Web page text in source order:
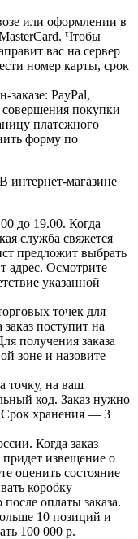
или оформлении в
Чтобы
вас на сервер
номер карты, срок
PayPal,
покупки
платежного
форму по
интернет-магазине
до 19.00. Когда
служба свяжется
предложит выбрать
адрес. Осмотрите
указанной
точек для
поступит на
получения заказа
зоне и назовите
точку, на ваш
код. Заказ нужно
Срок хранения — 3
Когда заказ
придет извещение о
оценить состояние
коробку
оплаты заказа.
10 позиций и
100 000 р.